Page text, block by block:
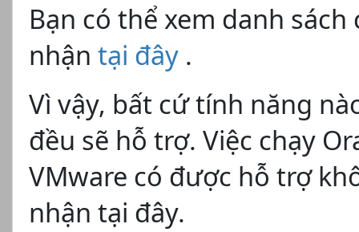
Bạn có thể xem danh
nhận tại đây .
Vì vậy, bất cứ tính năng
đều sẽ hỗ trợ. Việc chạy
VMware có được hỗ trợ
nhận tại đây.